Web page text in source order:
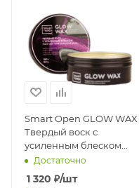
Smart Open GLOW WAX
Твердый воск с
усиленным блеском
(180гр)
Достаточно
1 320 ₽/шт